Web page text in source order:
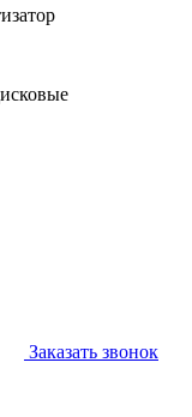
Заказать звонок